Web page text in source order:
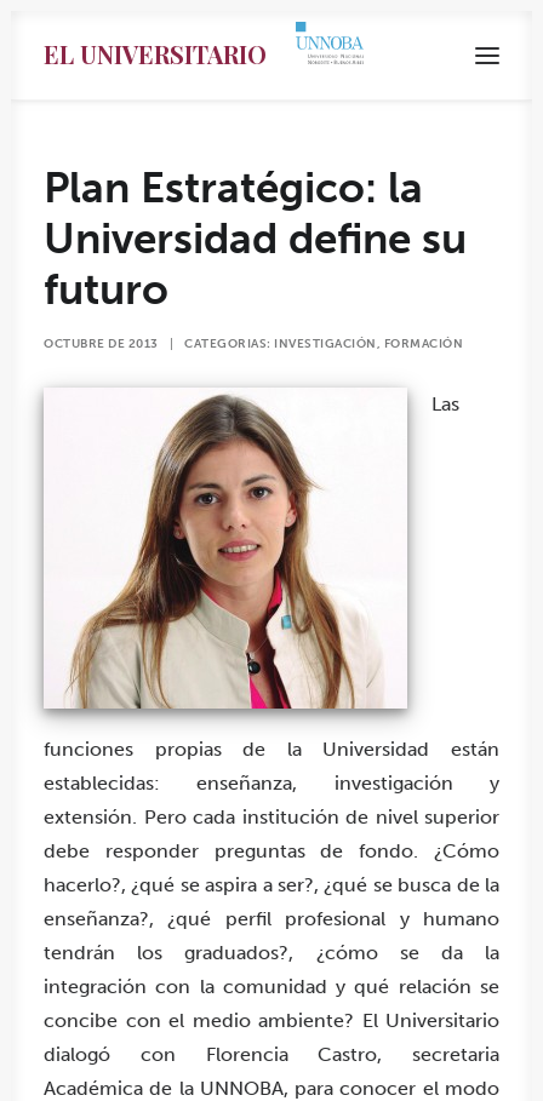
EL UNIVERSITARIO
Search
Plan Estratégico: la
Universidad define su
futuro
OCTUBRE DE 2013 CATEGORIAS: INVESTIGACIÓN, FORMACIÓN
Las
funciones propias de la Universidad están
establecidas: enseñanza, investigación y
extensión. Pero cada institución de nivel superior
debe responder preguntas de fondo. ¿Cómo
hacerlo?, ¿qué se aspira a ser?, ¿qué se busca de la
enseñanza?, ¿qué perfil profesional y humano
tendrán los graduados?, ¿cómo se da la
integración con la comunidad y qué relación se
concibe con el medio ambiente? El Universitario
dialogó con Florencia Castro, secretaria
Académica de la UNNOBA, para conocer el modo